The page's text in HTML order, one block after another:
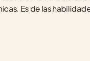
Es de las